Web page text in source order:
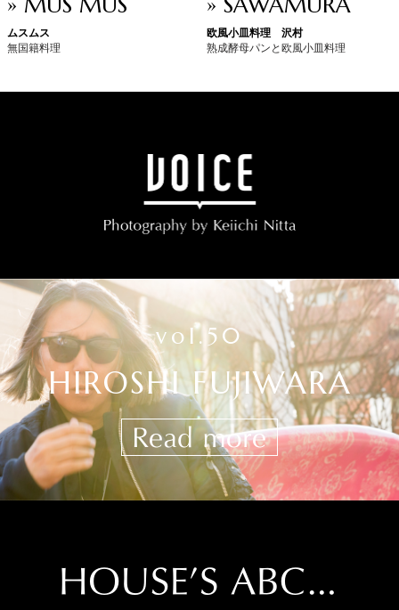
ムスムス
無国籍料理
欧風小皿料理 沢村
熟成酵母パンと欧風小皿料理
vol.50
HIROSHI FUJIWARA